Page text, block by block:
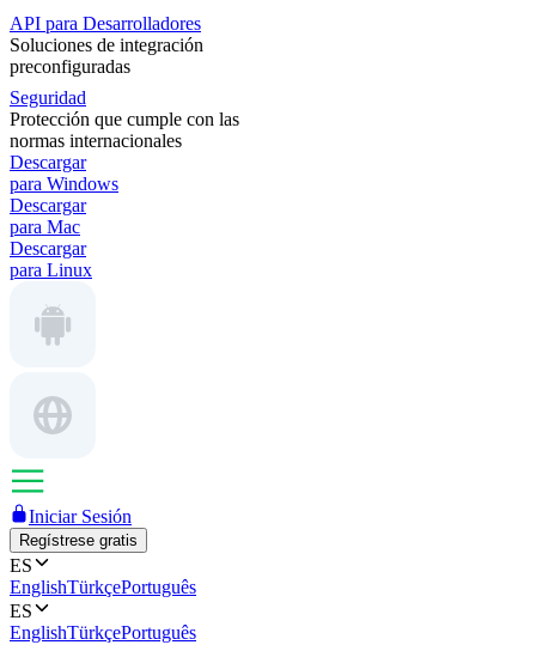
API para Desarrolladores
Soluciones de integración
preconfiguradas
Seguridad
Protección que cumple con las
normas internacionales
Descargar
para Windows
Descargar
para Mac
Descargar
para Linux
Iniciar Sesión
Regístrese gratis
ES
EnglishTürkçePortuguês
ES
EnglishTürkçePortuguês